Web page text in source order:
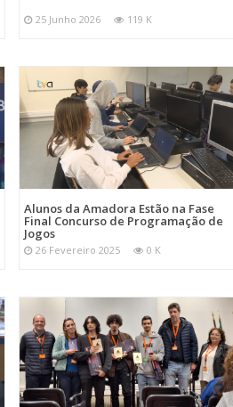
25 Junho 2026 119 K
Alunos da Amadora Estão na Fase
Final Concurso de Programação de
Jogos
26 Fevereiro 2025 0 K